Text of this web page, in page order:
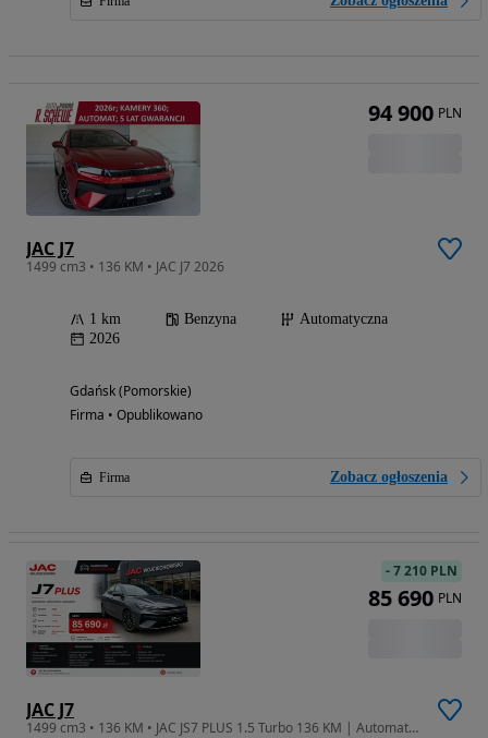
JAC J7
1499 cm3 • 136 KM • JAC J7 2026
1 km Benzyna
Automatyczna
2026
Gdańsk (Pomorskie)
Firma • Opublikowano
Firma Zobacz ogłoszenia
94 900 PLN
JAC J7
1499 cm3 • 136 KM • JAC JS7 PLUS 1.5 Turbo 136 KM | Automat CVT | DEMO | 5 lat gwarancji |
-7 210 PLN
85 690 PLN